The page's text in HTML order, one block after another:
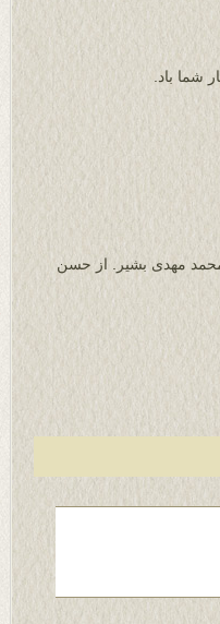
شما باد.
مهدی بشیر. از حسن